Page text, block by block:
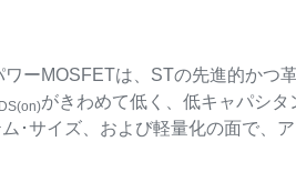
ーMOSFETは、STの先進的かつ
DS(on)がきわめて低く、低キャパシ
･サイズ、および軽量化の面で、